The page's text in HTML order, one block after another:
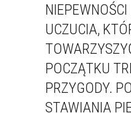
UCZUCIA,
POCZĄTKU
PRZYGODY.
STAWIANIA